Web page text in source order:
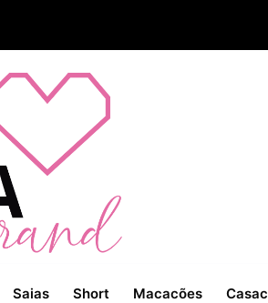
Saias Short Macacões